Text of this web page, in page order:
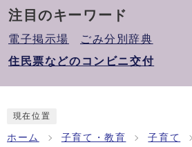
注目のキーワード
電子掲示場
ごみ分別辞典
住民票などのコンビニ交付
現在位置
ホーム 子育て・教育 子育て